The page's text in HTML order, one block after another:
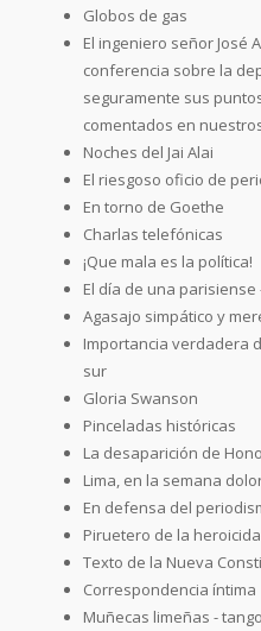
Globos de gas
El ingeniero señor José
conferencia sobre la
seguramente sus
comentados en
Noches del Jai Alai
El riesgoso oficio de
En torno de Goethe
Charlas telefónicas
¡Que mala es la política!
El día de una
Agasajo simpático y
Importancia verdadera
sur
Gloria Swanson
Pinceladas históricas
La desaparición de
Lima, en la semana
En defensa del
Piruetero de la
Texto de la Nueva
Correspondencia íntima
Muñecas limeñas -